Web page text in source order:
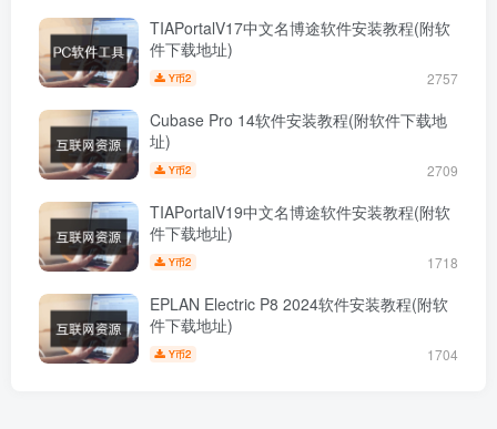
TIAPortalV17中文名博途软件安装教程(附软
件下载地址)
Y币2 2757
Cubase Pro 14软件安装教程(附软件下载地
址)
Y币2 2709
TIAPortalV19中文名博途软件安装教程(附软
件下载地址)
Y币2 1718
EPLAN Electric P8 2024软件安装教程(附软
件下载地址)
Y币2 1704